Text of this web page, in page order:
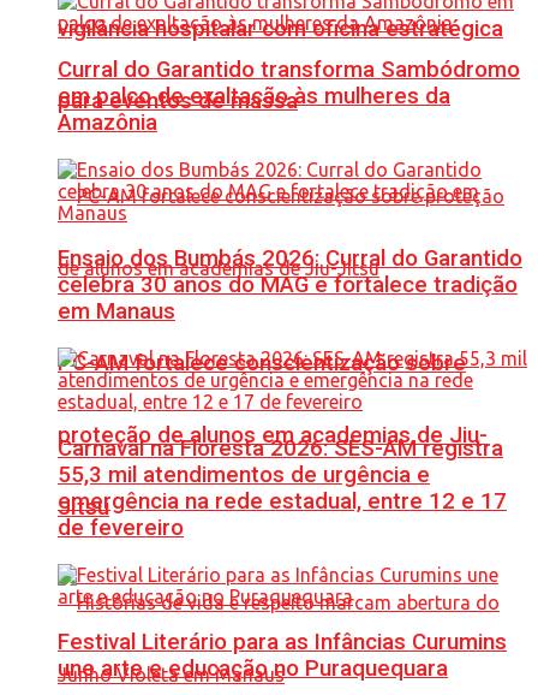
vigilância hospitalar com oficina estratégica
para eventos de massa
PC-AM fortalece conscientização sobre
proteção de alunos em academias de Jiu-
Jítsu
Curral do Garantido transforma Sambódromo
em palco de exaltação às mulheres da
Amazônia
Ensaio dos Bumbás 2026: Curral do Garantido
celebra 30 anos do MAG e fortalece tradição
em Manaus
Carnaval na Floresta 2026: SES-AM registra
55,3 mil atendimentos de urgência e
emergência na rede estadual, entre 12 e 17
de fevereiro
Festival Literário para as Infâncias Curumins
une arte e educação no Puraquequara